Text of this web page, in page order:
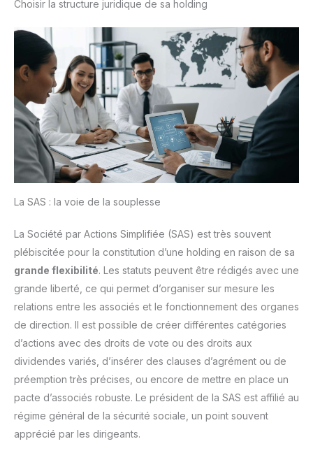
chaise, vous pouvez relever
chaise sous la table pour
gagner de la place. Facile à
Assembler: Cette chaise de
bureau est très facile à
installer, seulement 6 étapes,
et est livrée avec toutes les
pièces nécessaires et un
manuel d'utilisation détaillé,
une personne peut terminer
l'installation en seulement 15
minutes !
afin de profiter rapidement de son confort
Choisir la structure juridique de sa holding
La SAS : la voie de la souplesse
La Société par Actions Simplifiée (SAS) est très souvent
plébiscitée pour la constitution d’une holding en raison de sa
grande flexibilité. Les statuts peuvent être rédigés avec une
grande liberté, ce qui permet d’organiser sur mesure les
relations entre les associés et le fonctionnement des organes
de direction. Il est possible de créer différentes catégories
d’actions avec des droits de vote ou des droits aux
dividendes variés, d’insérer des clauses d’agrément ou de
préemption très précises, ou encore de mettre en place un
pacte d’associés robuste. Le président de la SAS est affilié au
régime général de la sécurité sociale, un point souvent
apprécié par les dirigeants.